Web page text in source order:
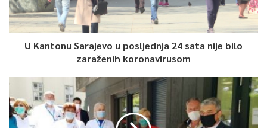
U Kantonu Sarajevo u posljednja 24 sata nije bilo
zaraženih koronavirusom